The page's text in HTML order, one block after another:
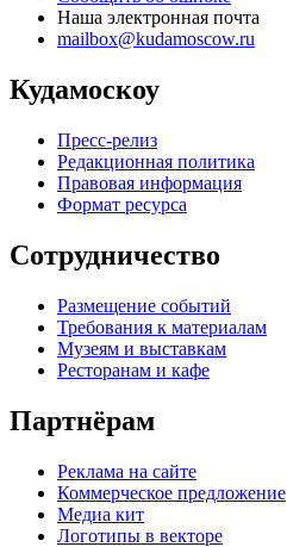
Наша электронная почта
mailbox@kudamoscow.ru
Кудамоскоу
Пресс-релиз
Редакционная политика
Правовая информация
Формат ресурса
Сотрудничество
Размещение событий
Требования к материалам
Музеям и выставкам
Ресторанам и кафе
Партнёрам
Реклама на сайте
Коммерческое предложение
Медиа кит
Логотипы в векторе